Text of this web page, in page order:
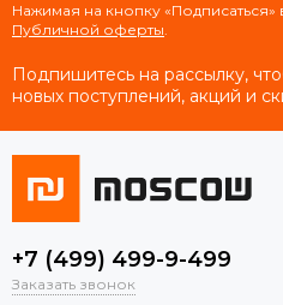
Нажимая на кнопку
Публичной оферты.
Подпишитесь на рассылку,
новых поступлений, акций и
+7 (499) 499-9-499
Заказать звонок